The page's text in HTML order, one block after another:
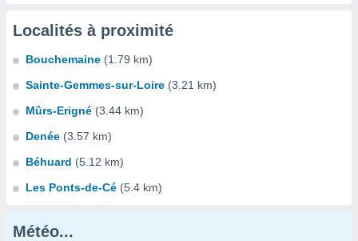
Localités à proximité
Bouchemaine (1.79 km)
Sainte-Gemmes-sur-Loire (3.21 km)
Mûrs-Erigné (3.44 km)
Denée (3.57 km)
Béhuard (5.12 km)
Les Ponts-de-Cé (5.4 km)
Météo...